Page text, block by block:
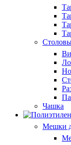
Чашка
Мешки